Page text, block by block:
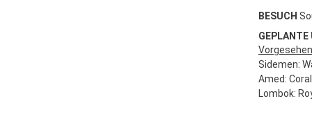
BESUCH
GEPLANTE
Sidemen:
Amed:
Lombok: